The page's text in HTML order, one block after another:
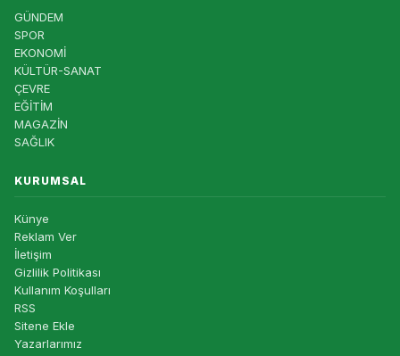
GÜNDEM
SPOR
EKONOMİ
KÜLTÜR-SANAT
ÇEVRE
EĞİTİM
MAGAZİN
SAĞLIK
KURUMSAL
Künye
Reklam Ver
İletişim
Gizlilik Politikası
Kullanım Koşulları
RSS
Sitene Ekle
Yazarlarımız